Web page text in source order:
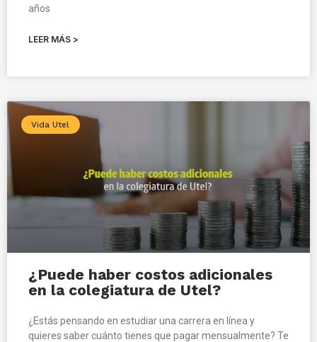
años
LEER MÁS >
Vida Utel
¿Puede haber costos adicionales
en la colegiatura de Utel?
¿Estás pensando en estudiar una carrera en línea y
quieres saber cuánto tienes que pagar mensualmente? Te